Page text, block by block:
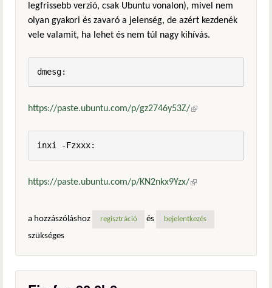
legfrissebb verzió, csak Ubuntu vonalon), mivel nem
olyan gyakori és zavaró a jelenség, de azért kezdenék
vele valamit, ha lehet és nem túl nagy kihívás.
dmesg:
https://paste.ubuntu.com/p/gz2746y53Z/(külső
inxi -Fzxxx:
https://paste.ubuntu.com/p/KN2nkx9Yzx/(külső
a hozzászóláshoz regisztráció és bejelentkezés
szükséges